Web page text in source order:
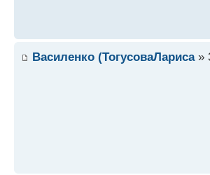
Василенко (ТогусоваЛариса»